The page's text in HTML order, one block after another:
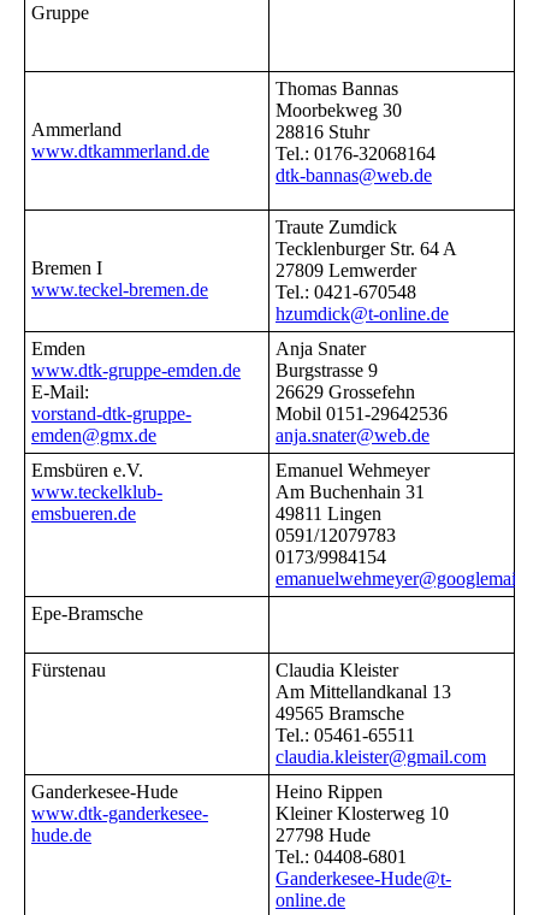
Gruppe
Ammerland
www.dtkammerland.de
Thomas Bannas
Moorbekweg 30
28816 Stuhr
Tel.: 0176-32068164
dtk-bannas@web.de
Bremen I
www.teckel-bremen.de
Traute Zumdick
Tecklenburger Str. 64 A
27809 Lemwerder
Tel.: 0421-670548
hzumdick@t-online.de
Emden
www.dtk-gruppe-emden.de
E-Mail:
vorstand-dtk-gruppe-
emden@gmx.de
Anja Snater
Burgstrasse 9
26629 Grossefehn
Mobil 0151-29642536
anja.snater@web.de
Emsbüren e.V.
www.teckelklub-
emsbueren.de
Emanuel Wehmeyer
Am Buchenhain 31
49811 Lingen
0591/12079783
0173/9984154
Epe-Bramsche
Fürstenau
Claudia Kleister
Am Mittellandkanal 13
49565 Bramsche
Tel.: 05461-65511
claudia.kleister@gmail.com
Ganderkesee-Hude
www.dtk-ganderkesee-
hude.de
Heino Rippen
Kleiner Klosterweg 10
27798 Hude
Tel.: 04408-6801
Ganderkesee-Hude@t-
online.de